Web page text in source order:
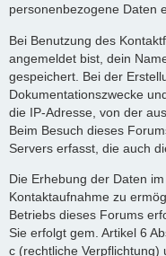
personenbezogene Daten
Bei Benutzung des
angemeldet bist, dein
gespeichert. Bei der
Dokumentationszwecke
die IP-Adresse, von der
Beim Besuch dieses
Servers erfasst, die auch
Die Erhebung der Daten
Kontaktaufnahme zu
Betriebs dieses Forums
Sie erfolgt gem. Artikel 6
c (rechtliche